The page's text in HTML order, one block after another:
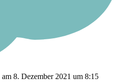
am 8. Dezember 2021 um 8:15